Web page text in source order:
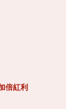
倍紅利